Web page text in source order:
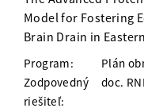
Model for Fostering
Brain Drain in
Program:
Plán
Zodpovedný
riešiteľ:
doc.